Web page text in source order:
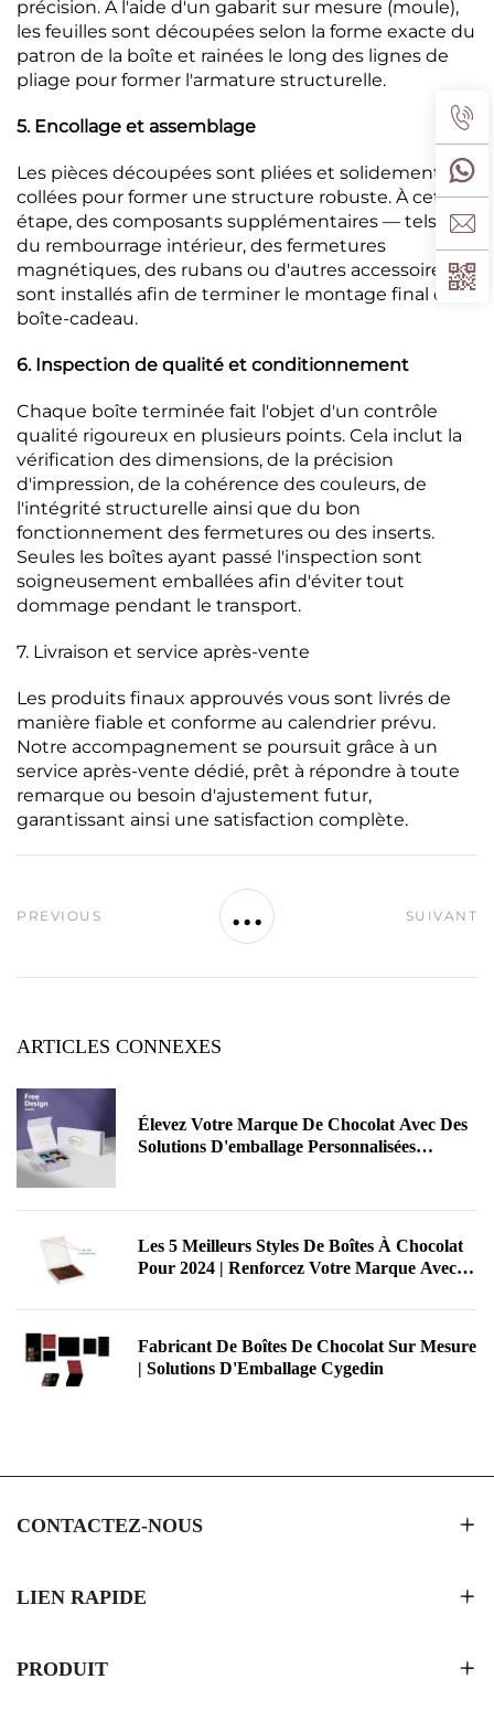
ARTICLES CONNEXES
Élevez Votre Marque De Chocolat Avec Des
Solutions D'emballage Personnalisées
Les 5 Meilleurs Styles De Boîtes À Chocolat
Pour 2024 | Renforcez Votre Marque Avec
Fabricant De Boîtes De Chocolat Sur Mesure
| Solutions D'Emballage Cygedin
précision. À l'aide d'un gabarit sur mesure (moule),
les feuilles sont découpées selon la forme exacte du
patron de la boîte et rainées le long des lignes de
pliage pour former l'armature structurelle.
5. Encollage et assemblage
Les pièces découpées sont pliées et solidement
collées pour former une structure robuste. À cette
étape, des composants supplémentaires — tels que
du rembourrage intérieur, des fermetures
magnétiques, des rubans ou d'autres accessoires —
sont installés afin de terminer le montage final de la
boîte-cadeau.
6. Inspection de qualité et conditionnement
Chaque boîte terminée fait l'objet d'un contrôle
qualité rigoureux en plusieurs points. Cela inclut la
vérification des dimensions, de la précision
d'impression, de la cohérence des couleurs, de
l'intégrité structurelle ainsi que du bon
fonctionnement des fermetures ou des inserts.
Seules les boîtes ayant passé l'inspection sont
soigneusement emballées afin d'éviter tout
dommage pendant le transport.
7. Livraison et service après-vente
Les produits finaux approuvés vous sont livrés de
manière fiable et conforme au calendrier prévu.
Notre accompagnement se poursuit grâce à un
service après-vente dédié, prêt à répondre à toute
remarque ou besoin d'ajustement futur,
garantissant ainsi une satisfaction complète.
PREVIOUS ... SUIVANT
CONTACTEZ-NOUS
LIEN RAPIDE
PRODUIT